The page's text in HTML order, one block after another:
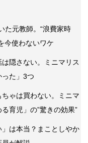
た元教師。“浪費家時
今使わないワケ
隠さない。ミニマリス
った」3つ
ゃは買わない。ミニマ
育児」の”驚きの効果”
」は本当？まことしやか